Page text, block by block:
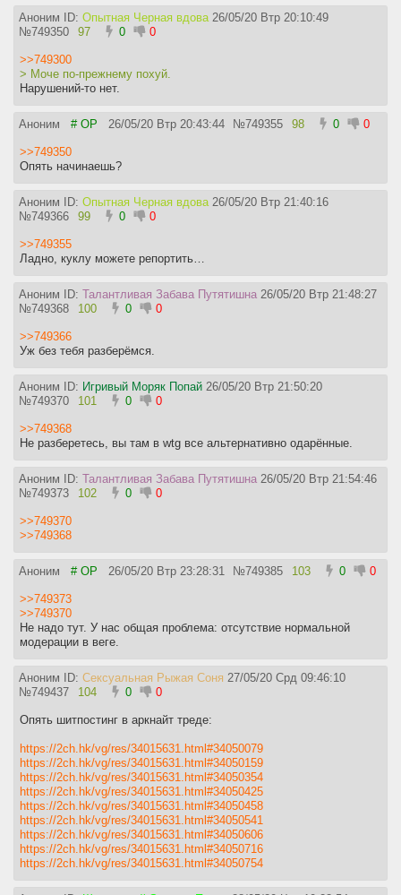
Аноним ID: Опытная Черная вдова 26/05/20 Втр 20:10:49
№749350 97 0 0
>>749300
> Моче по-прежнему похуй.
Нарушений-то нет.
Аноним # OP 26/05/20 Втр 20:43:44 №749355 98 0 0
>>749350
Опять начинаешь?
Аноним ID: Опытная Черная вдова 26/05/20 Втр 21:40:16
№749366 99 0 0
>>749355
Ладно, куклу можете репортить…
Аноним ID: Талантливая Забава Путятишна 26/05/20 Втр 21:48:27
№749368 100 0 0
>>749366
Уж без тебя разберёмся.
Аноним ID: Игривый Моряк Попай 26/05/20 Втр 21:50:20
№749370 101 0 0
>>749368
Не разберетесь, вы там в wtg все альтернативно одарённые.
Аноним ID: Талантливая Забава Путятишна 26/05/20 Втр 21:54:46
№749373 102 0 0
>>749370
>>749368
Аноним # OP 26/05/20 Втр 23:28:31 №749385 103 0 0
>>749373
>>749370
Не надо тут. У нас общая проблема: отсутствие нормальной
модерации в веге.
Аноним ID: Сексуальная Рыжая Соня 27/05/20 Срд 09:46:10
№749437 104 0 0
Опять шитпостинг в аркнайт треде:
https://2ch.hk/vg/res/34015631.html#34050079
https://2ch.hk/vg/res/34015631.html#34050159
https://2ch.hk/vg/res/34015631.html#34050354
https://2ch.hk/vg/res/34015631.html#34050425
https://2ch.hk/vg/res/34015631.html#34050458
https://2ch.hk/vg/res/34015631.html#34050541
https://2ch.hk/vg/res/34015631.html#34050606
https://2ch.hk/vg/res/34015631.html#34050716
https://2ch.hk/vg/res/34015631.html#34050754